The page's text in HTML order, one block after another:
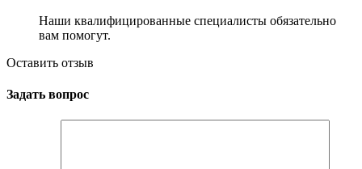
Наши квалифицированные специалисты обязательно
вам помогут.
Оставить отзыв
Задать вопрос